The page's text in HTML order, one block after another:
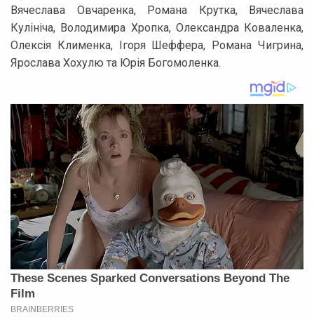
Вячеслава Овчаренка, Романа Крутка, Вячеслава
Кулініча, Володимира Хропка, Олександра Коваленка,
Олексія Клименка, Ігоря Шеффера, Романа Чигрина,
Ярослава Хохулю та Юрія Богомоленка.